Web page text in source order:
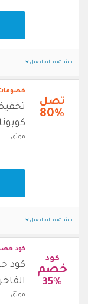
مشاهدة التفاصيل
تصل
80%
موثق
مشاهدة التفاصيل
كود
خصم
35%
كود
موثق